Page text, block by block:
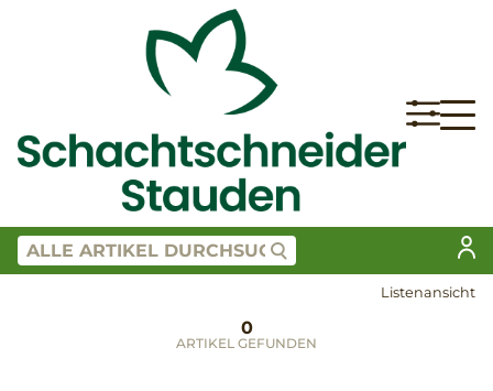
Listenansicht
0
ARTIKEL GEFUNDEN